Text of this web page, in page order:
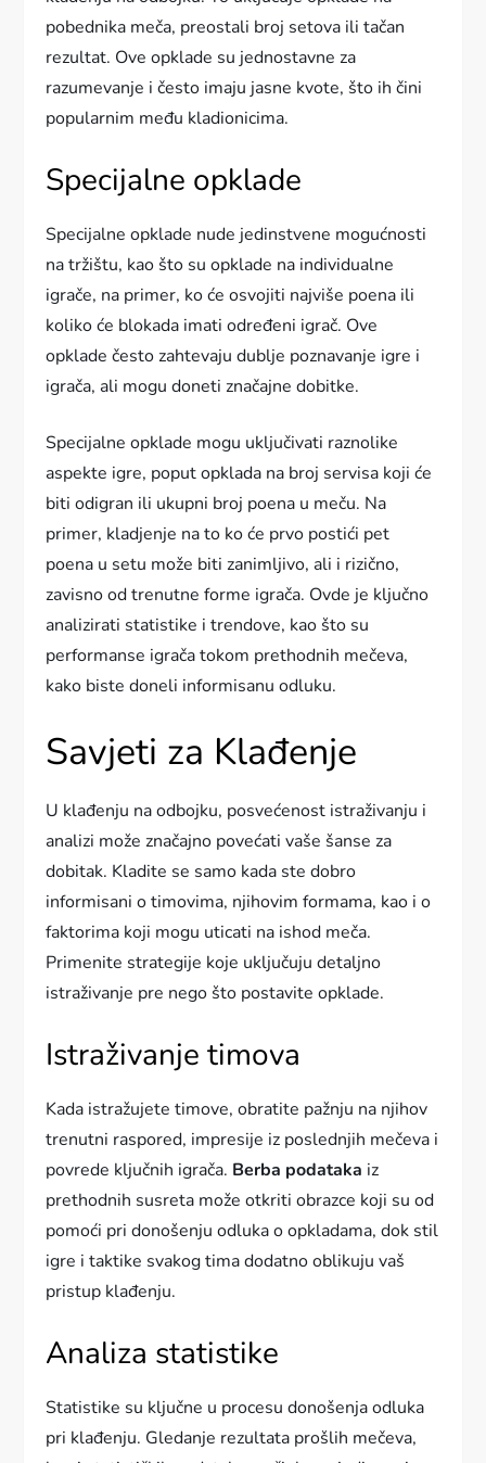
pobednika meča, preostali broj setova ili tačan
rezultat. Ove opklade su jednostavne za
razumevanje i često imaju jasne kvote, što ih čini
popularnim među kladionicima.
Specijalne opklade
Specijalne opklade nude jedinstvene mogućnosti
na tržištu, kao što su opklade na individualne
igrače, na primer, ko će osvojiti najviše poena ili
koliko će blokada imati određeni igrač. Ove
opklade često zahtevaju dublje poznavanje igre i
igrača, ali mogu doneti značajne dobitke.
Specijalne opklade mogu uključivati raznolike
aspekte igre, poput opklada na broj servisa koji će
biti odigran ili ukupni broj poena u meču. Na
primer, kladjenje na to ko će prvo postići pet
poena u setu može biti zanimljivo, ali i rizično,
zavisno od trenutne forme igrača. Ovde je ključno
analizirati statistike i trendove, kao što su
performanse igrača tokom prethodnih mečeva,
kako biste doneli informisanu odluku.
Savjeti za Klađenje
U klađenju na odbojku, posvećenost istraživanju i
analizi može značajno povećati vaše šanse za
dobitak. Kladite se samo kada ste dobro
informisani o timovima, njihovim formama, kao i o
faktorima koji mogu uticati na ishod meča.
Primenite strategije koje uključuju detaljno
istraživanje pre nego što postavite opklade.
Istraživanje timova
Kada istražujete timove, obratite pažnju na njihov
trenutni raspored, impresije iz poslednjih mečeva i
povrede ključnih igrača. Berba podataka iz
prethodnih susreta može otkriti obrazce koji su od
pomoći pri donošenju odluka o opkladama, dok stil
igre i taktike svakog tima dodatno oblikuju vaš
pristup klađenju.
Analiza statistike
Statistike su ključne u procesu donošenja odluka
pri klađenju. Gledanje rezultata prošlih mečeva,